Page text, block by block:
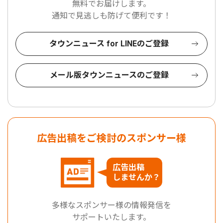
無料でお届けします。
通知で見逃しも防げて便利です！
タウンニュース for LINEのご登録
メール版タウンニュースのご登録
広告出稿をご検討のスポンサー様
広告出稿
しませんか？
多様なスポンサー様の情報発信を
サポートいたします。